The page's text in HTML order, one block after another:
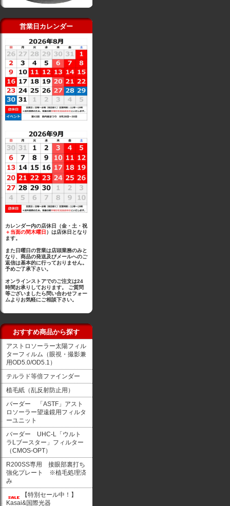
営業日カレンダー
カレンダー内の店休日（金・土・祝
＋当面の間木曜日 ）は店休日となり
ます。
また日曜日の営業は店頭業務のみと
なり、商品の発送及びメールへのご
返信は基本的に行っておりません。
予めご了承下さい。
オンラインストアでのご注文は24
時間お承りしております。 ご質問
等ございましたら問い合わせフォー
ムよりお気軽にご相談下さい。
おすすめ商品から探す
アストロソーラー太陽フィル
ターフィルム（眼視・撮影兼
用OD5.0/OD5.1）
テルラド等倍ファインダー
植毛紙（乱反射防止用）
バーダー 「ASTF」アスト
ロソーラー望遠鏡用フィルタ
ーユニット
バーダー UHC-L「ウルト
ラLブースター」フィルター
（CMOS-OPT）
R200SS専用 接眼部裏打ち
強化プレート ※植毛処理済
み
【特別セール中！】
Kasai&国際光器